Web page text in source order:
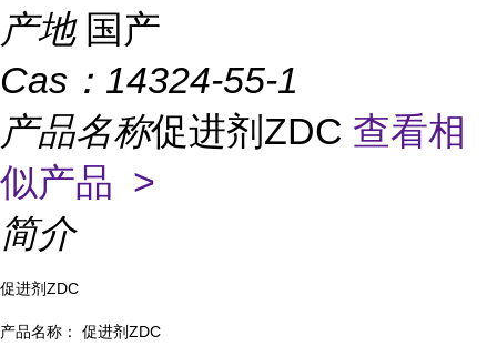
产地 国产
Cas： 14324-55-1
产品名称促进剂ZDC 查看相
似产品 >
简介
促进剂ZDC
产品名称： 促进剂ZDC